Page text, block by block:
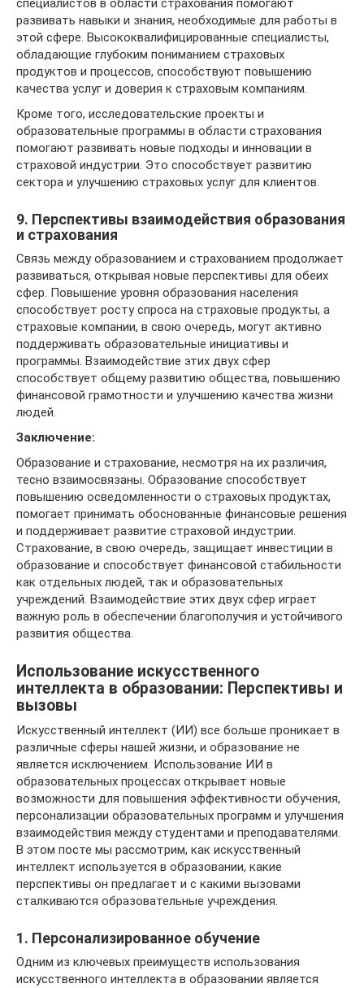
специалистов в области страхования помогают
развивать навыки и знания, необходимые для работы в
этой сфере. Высококвалифицированные специалисты,
обладающие глубоким пониманием страховых
продуктов и процессов, способствуют повышению
качества услуг и доверия к страховым компаниям.
Кроме того, исследовательские проекты и
образовательные программы в области страхования
помогают развивать новые подходы и инновации в
страховой индустрии. Это способствует развитию
сектора и улучшению страховых услуг для клиентов.
9. Перспективы взаимодействия образования
и страхования
Связь между образованием и страхованием продолжает
развиваться, открывая новые перспективы для обеих
сфер. Повышение уровня образования населения
способствует росту спроса на страховые продукты, а
страховые компании, в свою очередь, могут активно
поддерживать образовательные инициативы и
программы. Взаимодействие этих двух сфер
способствует общему развитию общества, повышению
финансовой грамотности и улучшению качества жизни
людей.
Заключение:
Образование и страхование, несмотря на их различия,
тесно взаимосвязаны. Образование способствует
повышению осведомленности о страховых продуктах,
помогает принимать обоснованные финансовые решения
и поддерживает развитие страховой индустрии.
Страхование, в свою очередь, защищает инвестиции в
образование и способствует финансовой стабильности
как отдельных людей, так и образовательных
учреждений. Взаимодействие этих двух сфер играет
важную роль в обеспечении благополучия и устойчивого
развития общества.
Использование искусственного
интеллекта в образовании: Перспективы и
вызовы
Искусственный интеллект (ИИ) все больше проникает в
различные сферы нашей жизни, и образование не
является исключением. Использование ИИ в
образовательных процессах открывает новые
возможности для повышения эффективности обучения,
персонализации образовательных программ и улучшения
взаимодействия между студентами и преподавателями.
В этом посте мы рассмотрим, как искусственный
интеллект используется в образовании, какие
перспективы он предлагает и с какими вызовами
сталкиваются образовательные учреждения.
1. Персонализированное обучение
Одним из ключевых преимуществ использования
искусственного интеллекта в образовании является